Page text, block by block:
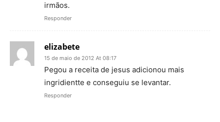
irmãos.
Responder
elizabete
15 de maio de 2012 At 08:17
Pegou a receita de jesus adicionou mais
ingridientte e conseguiu se levantar.
Responder